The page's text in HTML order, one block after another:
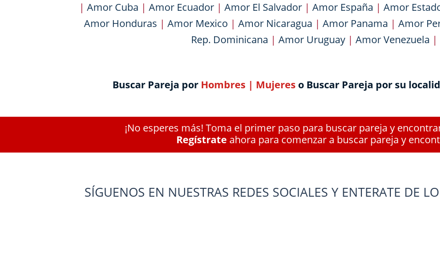
| Amor Cuba | Amor Ecuador | Amor El Salvador | Amor España | Amor
Amor Honduras | Amor Mexico | Amor Nicaragua | Amor Panama | Amor
Rep. Dominicana | Amor Uruguay| Amor Venezuela |
Buscar Pareja por Hombres| Mujereso Buscar Pareja por su
¡No esperes más! Toma el primer paso para buscar pareja y
Regístrate ahora para comenzar a buscar pareja y
SÍGUENOS EN NUESTRAS REDES SOCIALES Y ENTERATE DE